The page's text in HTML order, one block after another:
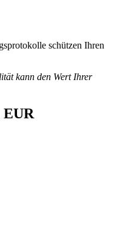
schützen Ihren
kann den Wert Ihrer